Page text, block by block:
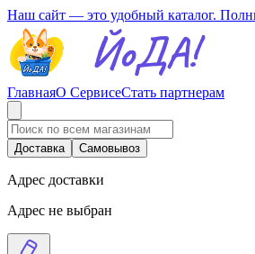
Наш сайт — это удобный каталог.
ГлавнаяО СервисеСтать партнерам
Доставка Самовывоз
Адрес доставки
Адрес не выбран